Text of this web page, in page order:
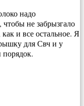
надо
не забрызгало
и все остальное. Я
для Свч и у